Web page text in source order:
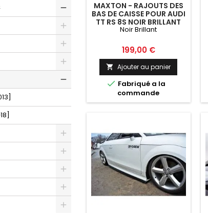
MAXTON - RAJOUTS DES
BAS DE CAISSE POUR AUDI
TT RS 8S NOIR BRILLANT
Noir Brillant
Prix
199,00 €
 Ajouter au panier
 Fabriqué a la
commande